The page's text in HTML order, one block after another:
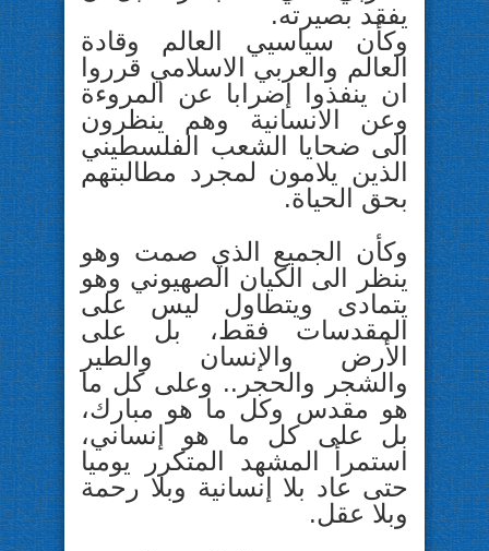
يفقد بصيرته.
وكأن سياسيي العالم وقادة
العالم والعربي الاسلامي قرروا
ان ينفذوا إضرابا عن المروءة
وعن الانسانية وهم ينظرون
الى ضحايا الشعب الفلسطيني
الذين يلامون لمجرد مطالبتهم
بحق الحياة.
وكأن الجميع الذي صمت وهو
ينظر الى الكيان الصهيوني وهو
يتمادى ويتطاول ليس على
المقدسات فقط، بل على
الأرض والإنسان والطير
والشجر والحجر.. وعلى كل ما
هو مقدس وكل ما هو مبارك،
بل على كل ما هو إنساني،
استمرأ المشهد المتكرر يوميا
حتى عاد بلا إنسانية وبلا رحمة
وبلا عقل.